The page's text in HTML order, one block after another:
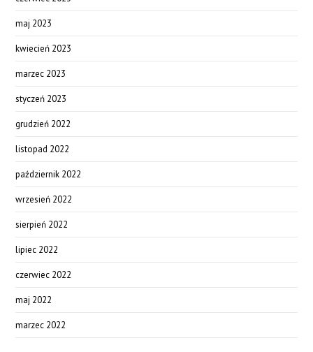
maj 2023
kwiecień 2023
marzec 2023
styczeń 2023
grudzień 2022
listopad 2022
październik 2022
wrzesień 2022
sierpień 2022
lipiec 2022
czerwiec 2022
maj 2022
marzec 2022